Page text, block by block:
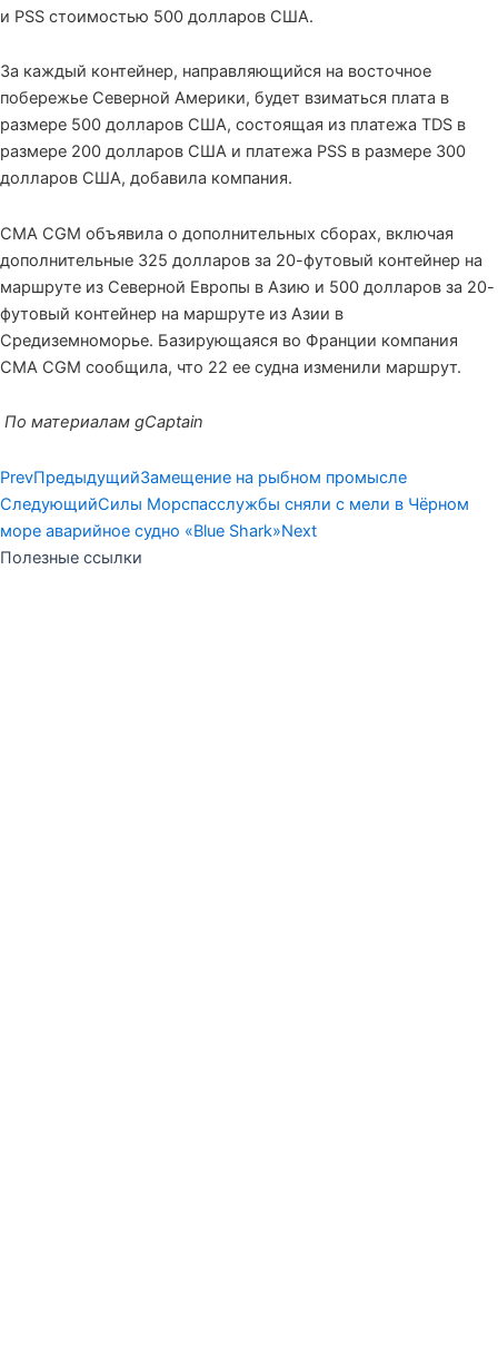
и PSS стоимостью 500 долларов США.
За каждый контейнер, направляющийся на восточное
побережье Северной Америки, будет взиматься плата в
размере 500 долларов США, состоящая из платежа TDS в
размере 200 долларов США и платежа PSS в размере 300
долларов США, добавила компания.
CMA CGM объявила о дополнительных сборах, включая
дополнительные 325 долларов за 20-футовый контейнер на
маршруте из Северной Европы в Азию и 500 долларов за 20-
футовый контейнер на маршруте из Азии в
Средиземноморье. Базирующаяся во Франции компания
CMA CGM сообщила, что 22 ее судна изменили маршрут.
По материалам gCaptain
PrevПредыдущийЗамещение на рыбном промысле
СледующийСилы Морспасслужбы сняли с мели в Чёрном
море аварийное судно «Blue Shark»Next
Полезные ссылки